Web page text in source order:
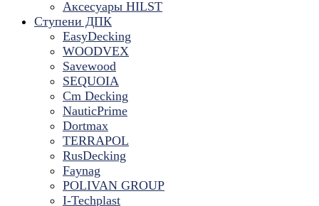
Аксесуары HILST
Ступени ДПК
EasyDecking
WOODVEX
Savewood
SEQUOIA
Cm Decking
NauticPrime
Dortmax
TERRAPOL
RusDecking
Faynag
POLIVAN GROUP
I-Techplast